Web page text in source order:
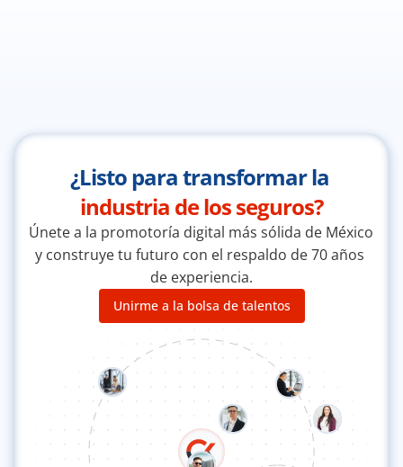
industria de los seguros?
Únete a la promotoría digital más sólida de México
y construye tu futuro con el respaldo de 70 años
de experiencia.
Unirme a la bolsa de talentos